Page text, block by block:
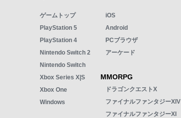
ゲームトップ
PlayStation 5
PlayStation 4
Nintendo Switch 2
Nintendo Switch
Xbox Series X|S
Xbox One
Windows
iOS
Android
PCブラウザ
アーケード
MMORPG
ドラゴンクエストX
ファイナルファンタジーXIV
ファイナルファンタジーXI